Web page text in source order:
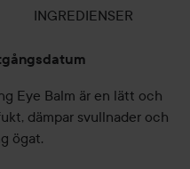
INGREDIENSER
Eye Balm är en lätt och
dämpar svullnader och
ögat.